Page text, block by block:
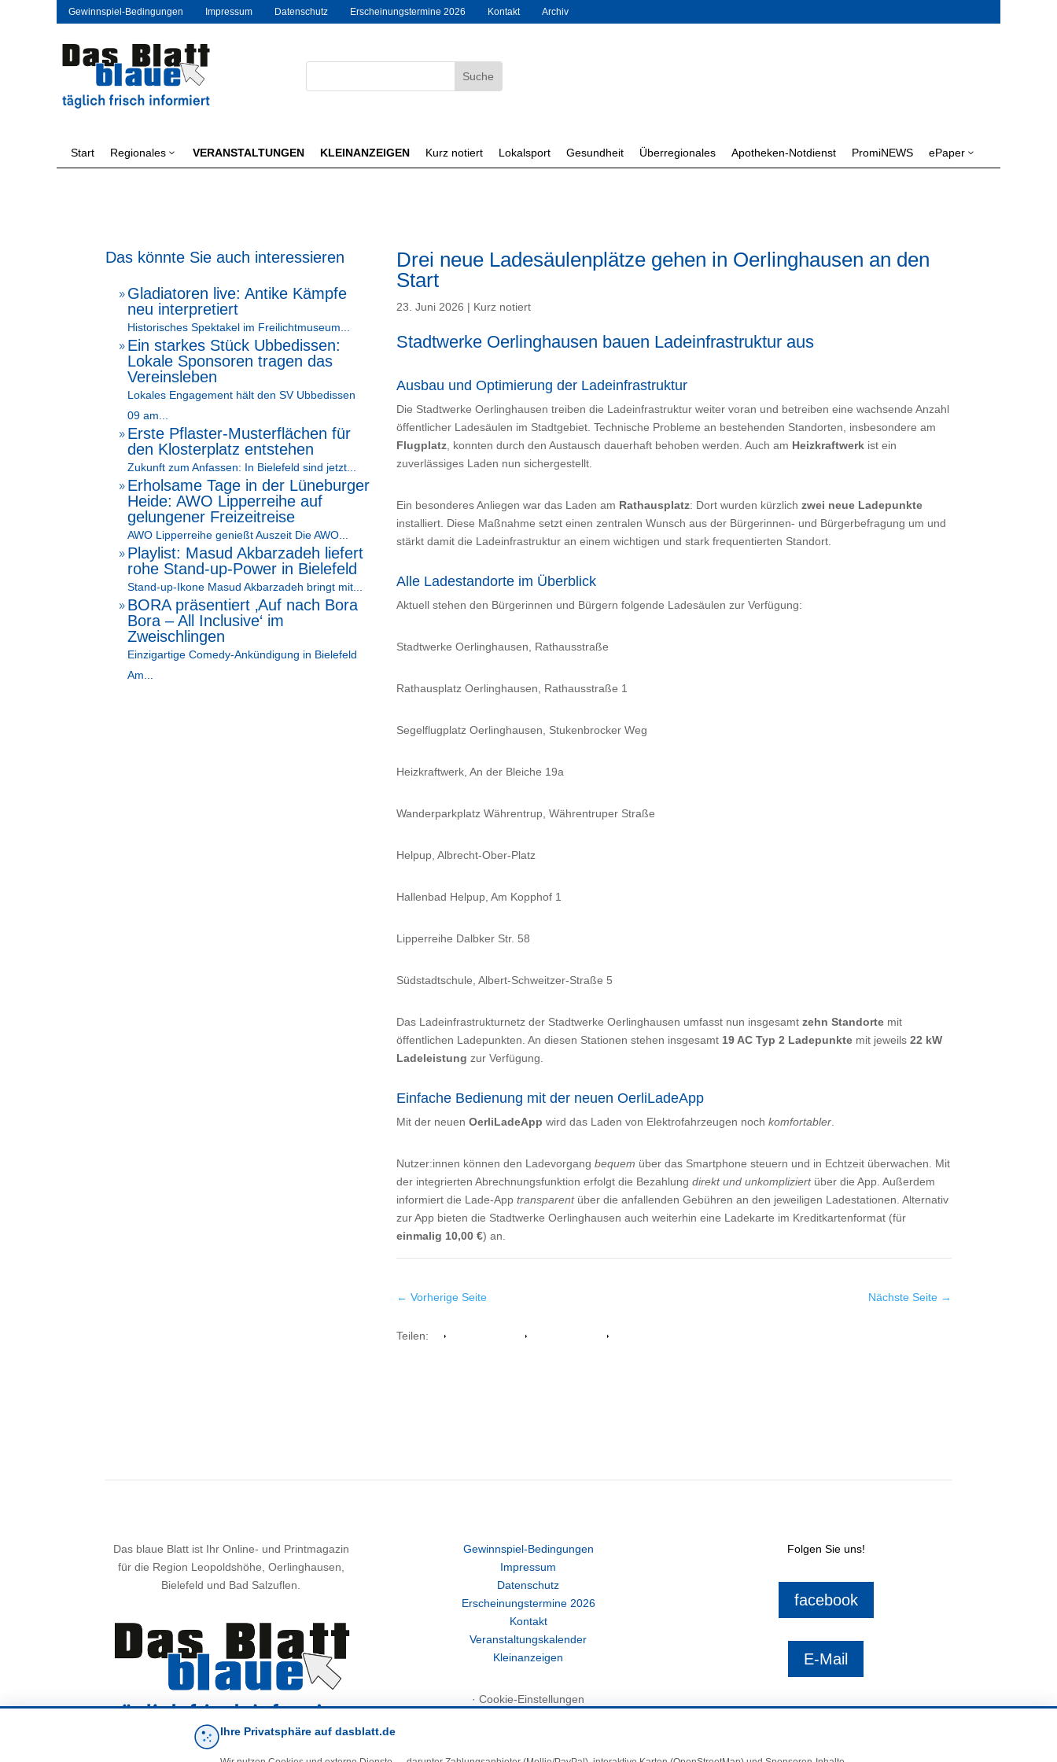
Gewinnspiel-Bedingungen Impressum Datenschutz Erscheinungstermine 2026 Kontakt Archiv
Start Regionales 3 VERANSTALTUNGEN KLEINANZEIGEN Kurz notiert Lokalsport Gesundheit Überregionales Apotheken-Notdienst PromiNEWS ePaper 3
Das könnte Sie auch interessieren
9 Gladiatoren live: Antike Kämpfe
neu interpretiert
Historisches Spektakel im Freilichtmuseum...
9 Ein starkes Stück Ubbedissen:
Lokale Sponsoren tragen das
Vereinsleben
Lokales Engagement hält den SV Ubbedissen
09 am...
9 Erste Pflaster-Musterflächen für
den Klosterplatz entstehen
Zukunft zum Anfassen: In Bielefeld sind jetzt...
9 Erholsame Tage in der Lüneburger
Heide: AWO Lipperreihe auf
gelungener Freizeitreise
AWO Lipperreihe genießt Auszeit Die AWO...
9 Playlist: Masud Akbarzadeh liefert
rohe Stand-up-Power in Bielefeld
Stand-up-Ikone Masud Akbarzadeh bringt mit...
9 BORA präsentiert ‚Auf nach Bora
Bora – All Inclusive‘ im
Zweischlingen
Einzigartige Comedy-Ankündigung in Bielefeld
Am...
Drei neue Ladesäulenplätze gehen in Oerlinghausen an den
Start
23. Juni 2026 | Kurz notiert
Stadtwerke Oerlinghausen bauen Ladeinfrastruktur aus
Ausbau und Optimierung der Ladeinfrastruktur
Die Stadtwerke Oerlinghausen treiben die Ladeinfrastruktur weiter voran und betreiben eine wachsende Anzahl
öffentlicher Ladesäulen im Stadtgebiet. Technische Probleme an bestehenden Standorten, insbesondere am
Flugplatz, konnten durch den Austausch dauerhaft behoben werden. Auch am Heizkraftwerkist ein
zuverlässiges Laden nun sichergestellt.
Ein besonderes Anliegen war das Laden am Rathausplatz: Dort wurden kürzlich zwei neue Ladepunkte
installiert. Diese Maßnahme setzt einen zentralen Wunsch aus der Bürgerinnen- und Bürgerbefragung um und
stärkt damit die Ladeinfrastruktur an einem wichtigen und stark frequentierten Standort.
Alle Ladestandorte im Überblick
Aktuell stehen den Bürgerinnen und Bürgern folgende Ladesäulen zur Verfügung:
Stadtwerke Oerlinghausen, Rathausstraße
Rathausplatz Oerlinghausen, Rathausstraße 1
Segelflugplatz Oerlinghausen, Stukenbrocker Weg
Heizkraftwerk, An der Bleiche 19a
Wanderparkplatz Währentrup, Währentruper Straße
Helpup, Albrecht-Ober-Platz
Hallenbad Helpup, Am Kopphof 1
Lipperreihe Dalbker Str. 58
Südstadtschule, Albert-Schweitzer-Straße 5
Das Ladeinfrastrukturnetz der Stadtwerke Oerlinghausen umfasst nun insgesamt zehn Standortemit
öffentlichen Ladepunkten. An diesen Stationen stehen insgesamt 19 AC Typ 2 Ladepunktemit jeweils 22 kW
Ladeleistung zur Verfügung.
Einfache Bedienung mit der neuen OerliLadeApp
Mit der neuen OerliLadeApp wird das Laden von Elektrofahrzeugen noch komfortabler.
Nutzer:innen können den Ladevorgang bequem über das Smartphone steuern und in Echtzeit überwachen. Mit
der integrierten Abrechnungsfunktion erfolgt die Bezahlung direkt und unkompliziertüber die App. Außerdem
informiert die Lade-App transparentüber die anfallenden Gebühren an den jeweiligen Ladestationen. Alternativ
zur App bieten die Stadtwerke Oerlinghausen auch weiterhin eine Ladekarte im Kreditkartenformat (für
einmalig 10,00 €) an.
← Vorherige Seite Nächste Seite→
Teilen: Facebook Whatsapp Twitter
Das blaue Blatt ist Ihr Online- und Printmagazin
für die Region Leopoldshöhe, Oerlinghausen,
Bielefeld und Bad Salzuflen.
Gewinnspiel-Bedingungen
Impressum
Datenschutz
Erscheinungstermine 2026
Kontakt
Veranstaltungskalender
Kleinanzeigen
·Cookie-Einstellungen
Folgen Sie uns!
facebook
E-Mail
Ihre Privatsphäre auf dasblatt.de